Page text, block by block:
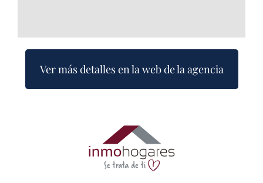
Ver más detalles en la web de la agencia